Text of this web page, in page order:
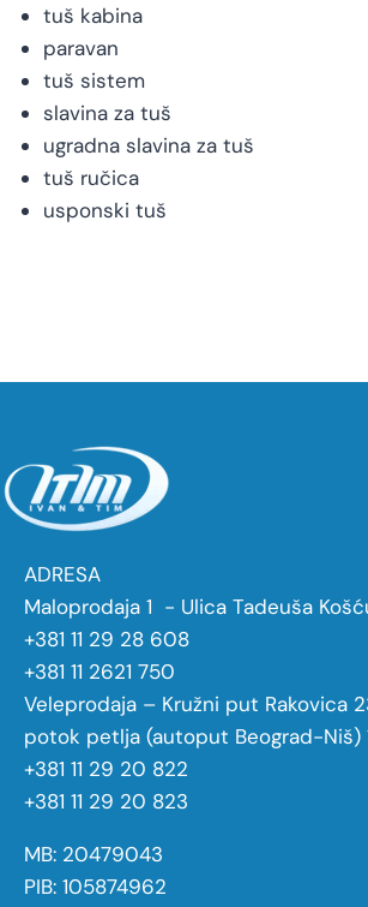
tuš kabina
paravan
tuš sistem
slavina za tuš
ugradna slavina za tuš
tuš ručica
usponski tuš
ADRESA
Maloprodaja 1 - Ulica Tadeuša
+381 11 29 28 608
+381 11 2621 750
Veleprodaja – Kružni put Rakovica
potok petlja (autoput Beograd-Niš)
+381 11 29 20 822
+381 11 29 20 823
MB: 20479043
PIB: 105874962